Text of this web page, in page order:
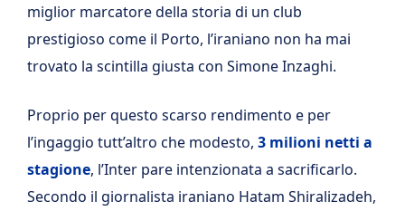
miglior marcatore della storia di un club
prestigioso come il Porto, l’iraniano non ha mai
trovato la scintilla giusta con Simone Inzaghi.
Proprio per questo scarso rendimento e per
l’ingaggio tutt’altro che modesto, 3 milioni netti a
stagione, l’Inter pare intenzionata a sacrificarlo.
Secondo il giornalista iraniano Hatam Shiralizadeh,